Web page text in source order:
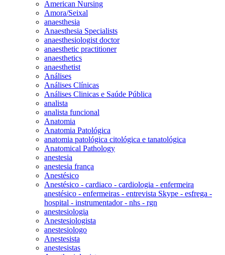
American Nursing
Amora/Seixal
anaesthesia
Anaesthesia Specialists
anaesthesiologist doctor
anaesthetic practitioner
anaesthetics
anaesthetist
Análises
Análises Clínicas
Análises Clinicas e Saúde Pública
analista
analista funcional
Anatomia
Anatomia Patológica
anatomia patológica citológica e tanatológica
Anatomical Pathology
anestesia
anestesia frança
Anestésico
Anestésico - cardiaco - cardiologia - enfermeira
anestésico - enfermeiras - entrevista Skype - esfrega -
hospital - instrumentador - nhs - rgn
anestesiologia
Anestesiologista
anestesiologo
Anestesista
anestesistas